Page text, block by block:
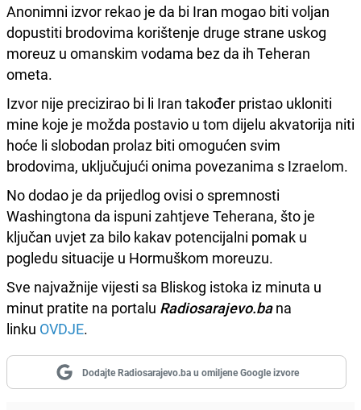
Anonimni izvor rekao je da bi Iran mogao biti voljan
dopustiti brodovima korištenje druge strane uskog
moreuz u omanskim vodama bez da ih Teheran
ometa.
Izvor nije precizirao bi li Iran također pristao ukloniti
mine koje je možda postavio u tom dijelu akvatorija niti
hoće li slobodan prolaz biti omogućen svim
brodovima, uključujući onima povezanima s Izraelom.
No dodao je da prijedlog ovisi o spremnosti
Washingtona da ispuni zahtjeve Teherana, što je
ključan uvjet za bilo kakav potencijalni pomak u
pogledu situacije u Hormuškom moreuzu.
Sve najvažnije vijesti sa Bliskog istoka iz minuta u
minut pratite na portalu Radiosarajevo.bana
linku OVDJE.
Dodajte Radiosarajevo.ba u omiljene Google izvore